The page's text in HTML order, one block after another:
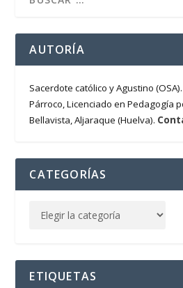
AUTORÍA
Sacerdote católico y Agustino
Párroco, Licenciado en Pedagogía
Bellavista, Aljaraque (Huelva).
CATEGORÍAS
ETIQUETAS